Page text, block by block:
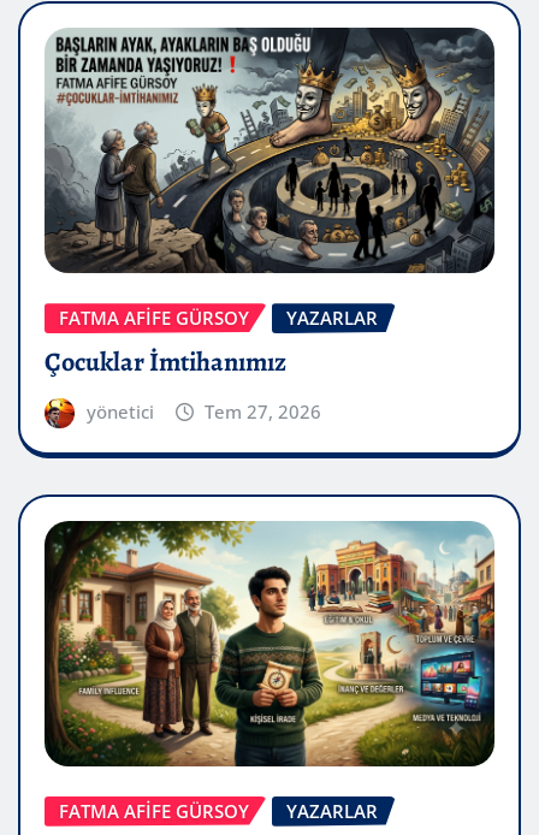
FATMA AFİFE GÜRSOY YAZARLAR
Çocuklar İmtihanımız
yönetici Tem 27, 2026
FATMA AFİFE GÜRSOY YAZARLAR